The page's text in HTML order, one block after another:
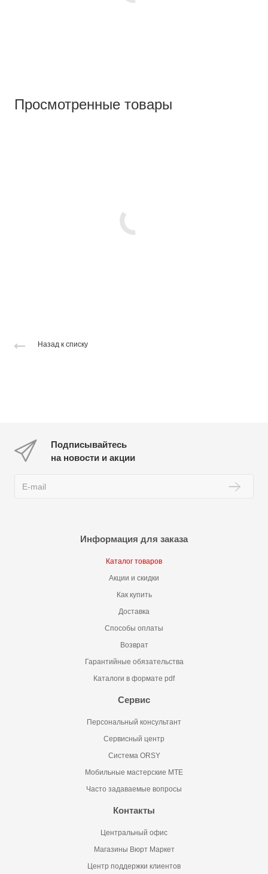
Просмотренные товары
Назад к списку
Подписывайтесь
на новости и акции
Информация для заказа
Каталог товаров
Акции и скидки
Как купить
Доставка
Способы оплаты
Возврат
Гарантийные обязательства
Каталоги в формате pdf
Сервис
Персональный консультант
Сервисный центр
Система ORSY
Мобильные мастерские MTE
Часто задаваемые вопросы
Контакты
Центральный офис
Магазины Вюрт Маркет
Центр поддержки клиентов